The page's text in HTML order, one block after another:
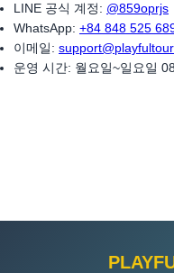
LINE 공식 계정: @859oprjs
WhatsApp: +84 848 525
이메일:
운영 시간: 월요일~일요일